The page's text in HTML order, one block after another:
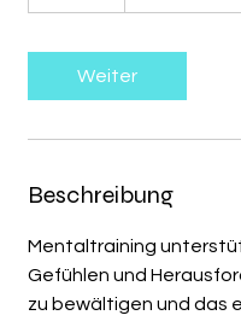
i
Weiter
Beschreibung
Mentaltraining
Gefühlen und
zu bewältigen und das